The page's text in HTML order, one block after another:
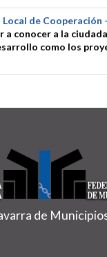
de Cooperación
a conocer a la
como los
de